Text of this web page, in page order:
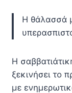
Η θάλασσά
Η
ξεκινήσει το
με